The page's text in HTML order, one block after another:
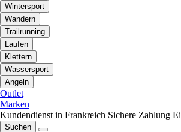
Wintersport
Wandern
Trailrunning
Laufen
Klettern
Wassersport
Angeln
Outlet
Marken
Kundendienst in Frankreich Sichere Zahlung
Suchen